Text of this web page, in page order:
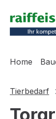
Hauptinhalt
Zur Suche
Zur
Home
Tierbedarf